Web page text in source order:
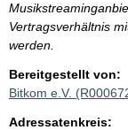
Vertragsverhältnis
werden.
Bereitgestellt von:
Bitkom e.V.
Adressatenkreis: